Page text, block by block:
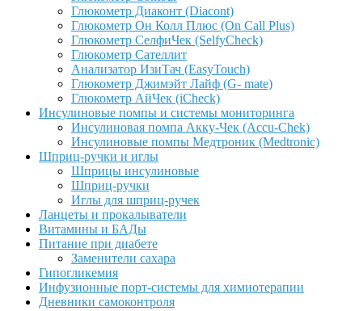
Глюкометр Диаконт (Diacont)
Глюкометр Он Колл Плюс (On Call Plus)
Глюкометр СелфиЧек (SelfyCheck)
Глюкометр Сателлит
Анализатор ИзиТач (EasyTouch)
Глюкометр Джимэйт Лайф (G- mate)
Глюкометр АйЧек (iCheck)
Инсулиновые помпы и системы мониторинга
Инсулиновая помпа Акку-Чек (Accu-Chek)
Инсулиновые помпы Медтроник (Medtronic)
Шприц-ручки и иглы
Шприцы инсулиновые
Шприц-ручки
Иглы для шприц-ручек
Ланцеты и прокалыватели
Витамины и БАДы
Питание при диабете
Заменители сахара
Гипогликемия
Инфузионные порт-системы для химиотерапии
Дневники самоконтроля